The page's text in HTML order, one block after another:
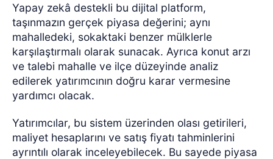
Yapay zekâ destekli bu dijital platform,
taşınmazın gerçek piyasa değerini; aynı
mahalledeki, sokaktaki benzer mülklerle
karşılaştırmalı olarak sunacak. Ayrıca konut arzı
ve talebi mahalle ve ilçe düzeyinde analiz
edilerek yatırımcının doğru karar vermesine
yardımcı olacak.
Yatırımcılar, bu sistem üzerinden olası getirileri,
maliyet hesaplarını ve satış fiyatı tahminlerini
ayrıntılı olarak inceleyebilecek. Bu sayede piyasa